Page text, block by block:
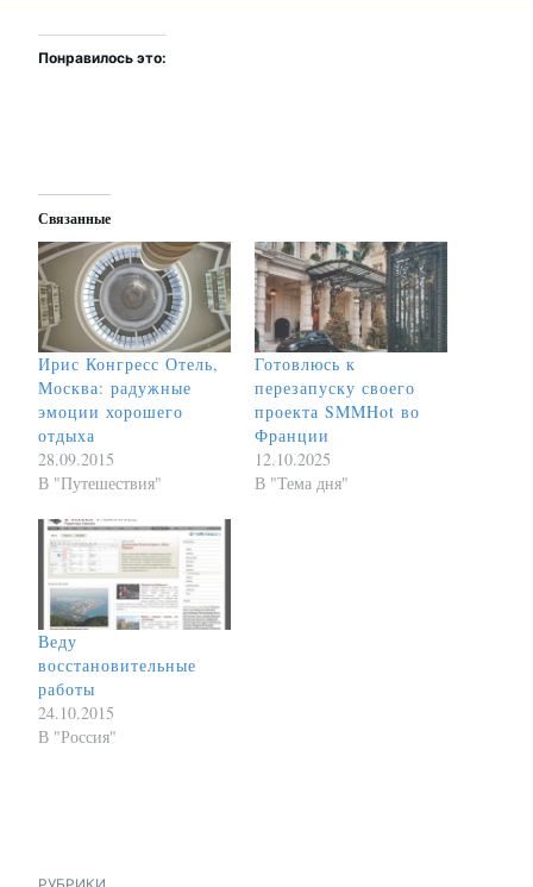
Понравилось это:
Связанные
Ирис Конгресс Отель,
Москва: радужные
эмоции хорошего
отдыха
28.09.2015
В "Путешествия"
Готовлюсь к
перезапуску своего
проекта SMMHot во
Франции
12.10.2025
В "Тема дня"
Веду
восстановительные
работы
24.10.2015
В "Россия"